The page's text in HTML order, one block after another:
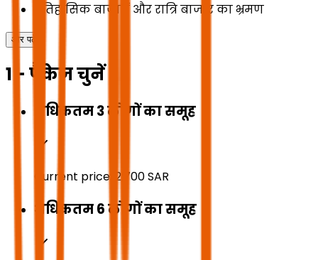
ऐतिहासिक बाजारों और रात्रि बाजार का भ्रमण
और पढ़ें
1 - पैकेज चुनें
अधिकतम 3 लोगों का समूह
Current price: 2,700SAR
अधिकतम 6 लोगों का समूह